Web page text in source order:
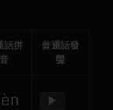
話拼
音
普通話發
聲
▶